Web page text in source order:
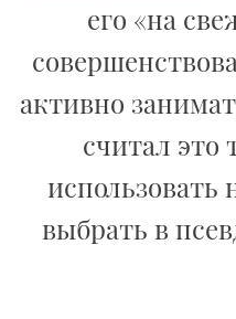
его «на
активно
считал это
выбрать в